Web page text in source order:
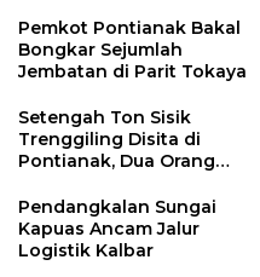
Pemkot Pontianak Bakal
Bongkar Sejumlah
Jembatan di Parit Tokaya
Setengah Ton Sisik
Trenggiling Disita di
Pontianak, Dua Orang
Pendangkalan Sungai
Kapuas Ancam Jalur
Logistik Kalbar